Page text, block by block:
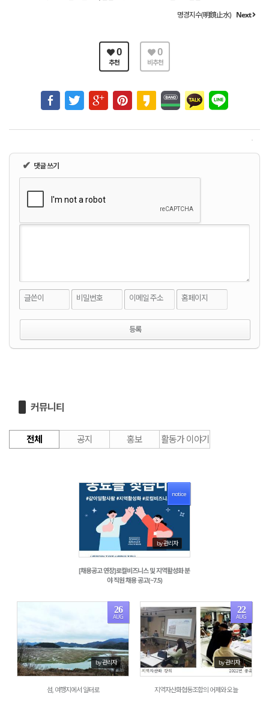
명경지수(明鏡止水) Next
0
추천
0
비추천
✔ 댓글 쓰기
글쓴이 비밀번호 이메일 주소 홈페이지
커뮤니티
전체 공지 홍보 활동가 이야기
notice
by 관리자
1566
[채용공고 연장]로컬비즈니스 및 지역활성화 분
야 직원 채용 공고(~7.5)
26
AUG
by 관리자
1767
섬, 여행지에서 일터로
22
AUG
by 관리자
1857
지역자산화협동조합의 어제와 오늘